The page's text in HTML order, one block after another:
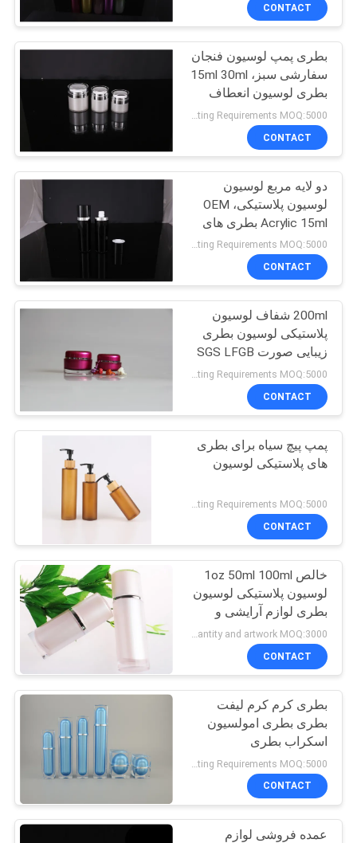
کیفیت
تماس
بگیرید
درخواست
نقل
قول
نقشه
سایت
PRIVACY
POLICY
CONTACT
بطری پمپ لوسیون فنجان
سفارشی سبز، 15ml 30ml
بطری لوسیون انعطاف
پذیر پلاستیکی
Negotiatable according to Order Quantity and printing Requirements MOQ:5000 پیک در هر اندازه
CONTACT
دو لایه مربع لوسیون
لوسیون پلاستیکی، OEM
Acrylic 15ml بطری های
لوسیون خالی
Negotiatable according to Order Quantity and printing Requirements MOQ:5000 پیک در هر اندازه
CONTACT
200ml شفاف لوسیون
پلاستیکی لوسیون بطری
زیبایی صورت SGS LFGB
با پمپ
Negotiatable according to Order Quantity and printing Requirements MOQ:5000 پیک در هر اندازه
CONTACT
پمپ پیچ سیاه برای بطری
های پلاستیکی لوسیون
Negotiatable according to Order Quantity and printing Requirements MOQ:5000 عدد
CONTACT
خالص 1oz 50ml 100ml
لوسیون پلاستیکی لوسیون
بطری لوازم آرایشی و
بهداشتی بسته بندی
CONTACT
بطری کرم کرم لیفت
بطری بطری امولسیون
اسکراب بطری
Negotiatable according to Order Quantity and printing Requirements MOQ:5000 پیک در هر اندازه
CONTACT
عمده فروشی لوازم